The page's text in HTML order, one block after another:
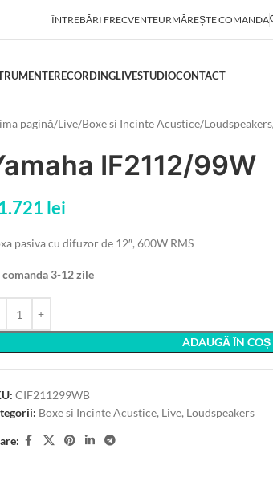
ÎNTREBĂRI FRECVENTEURMĂREȘTE COMANDA
RECORDINGLIVESTUDIOCONTACT
pagină Live Boxe si Incinte Acustice Loudspeakers
IF2112/99W
lei
pasiva cu difuzor de 12″, 600W RMS
comanda 3-12 zile
ADAUGĂ ÎN COȘ
CIF211299WB
Boxe si Incinte Acustice, Live, Loudspeakers